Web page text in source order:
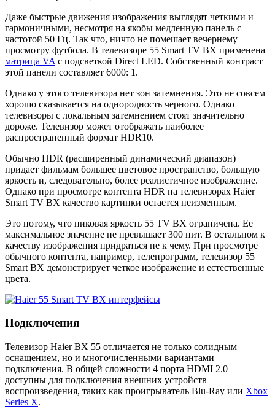
Даже быстрые движения изображения выглядят четкими и
гармоничными, несмотря на якобы медленную панель с
частотой 50 Гц. Так что, ничто не помешает вечернему
просмотру футбола. В телевизоре 55 Smart TV BX применена
матрица VA с подсветкой Direct LED. Собственный контраст
этой панели составляет 6000: 1.
Однако у этого телевизора нет зон затемнения. Это не совсем
хорошо сказывается на однородность черного. Однако
телевизоры с локальным затемнением стоят значительно
дороже. Телевизор может отображать наиболее
распространенный формат HDR10.
Обычно HDR (расширенный динамический диапазон)
придает фильмам большее цветовое пространство, большую
яркость и, следовательно, более реалистичное изображение.
Однако при просмотре контента HDR на телевизорах Haier
Smart TV BX качество картинки остается неизменным.
Это потому, что пиковая яркость 55 TV BX ограничена. Ее
максимальное значение не превышает 300 нит. В остальном к
качеству изображения придраться не к чему. При просмотре
обычного контента, например, телепрограмм, телевизор 55
Smart BX демонстрирует четкое изображение и естественные
цвета.
Подключения
Телевизор Haier BX 55 отличается не только солидным
оснащением, но и многочисленными вариантами
подключения. В общей сложности 4 порта HDMI 2.0
доступны для подключения внешних устройств
воспроизведения, таких как проигрыватель Blu-Ray или Xbox
Series X.